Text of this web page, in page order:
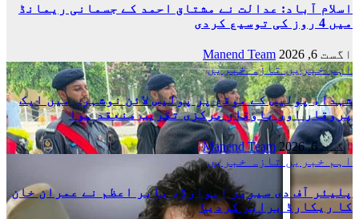
اسلام آباد: عدالت نے مشتاق احمد کے جسمانی ریمانڈ
میں 4 روز کی توسیع کردی
اگست 6, 2026
Manend Team
اہم خبریںتازہ خبریں
شہداء پولیس کے موقع پر پولیس لائن نوشہرہ میں ایک
پروقار اور باوقار مرکزی تقریب منعقد ہوا
اگست 6, 2026
Manend Team
اہم خبریں تازہ خبریں
پلیئر آف دی سیریز ایوارڈ، بابر اعظم نے عمران خان
کا ریکارڈ برابر کردیا